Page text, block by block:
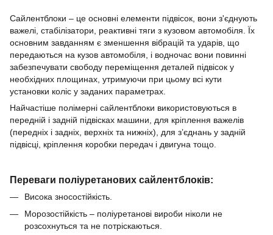
Сайлентблоки – це основні елементи підвісок, вони з'єднують
важелі, стабілізатори, реактивні тяги з кузовом автомобіля.
Їх
основним завданням є зменшення вібрацій та ударів, що
передаються на кузов автомобіля, і водночас вони повинні
забезпечувати свободу переміщення деталей підвісок у
необхідних площинах, утримуючи при цьому всі кути
установки коліс у заданих параметрах.
Найчастіше полімерні сайлентблоки використовуються в
передній і задній підвісках машини, для кріплення важелів
(передніх і задніх, верхніх та нижніх), для з’єднань у задній
підвісці, кріплення коробки передач і двигуна тощо.
Переваги поліуретанових сайлентблоків:
Висока зносостійкість.
Морозостійкість – поліуретанові вироби ніколи не
розсохнуться та не потріскаються.